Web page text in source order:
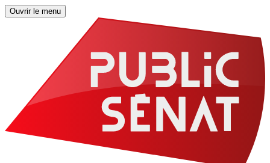
Ouvrir le menu